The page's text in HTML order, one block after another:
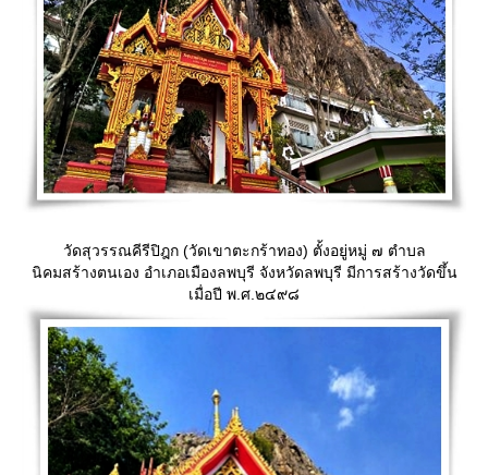
วัดสุวรรณคีรีปิฎก (วัดเขาตะกร้าทอง) ตั้งอยู่หมู่ ๗ ตำบล
นิคมสร้างตนเอง อำเภอเมืองลพบุรี จังหวัดลพบุรี มีการสร้างวัดขึ้น
เมื่อปี พ.ศ.๒๔๙๘